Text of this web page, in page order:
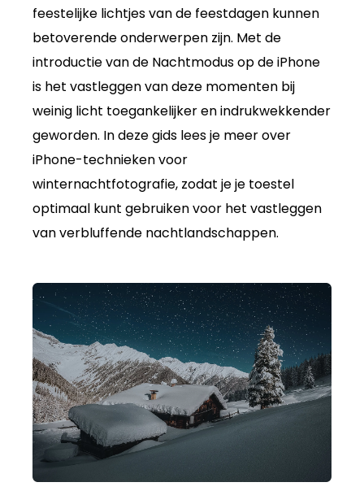
feestelijke lichtjes van de feestdagen kunnen
betoverende onderwerpen zijn. Met de
introductie van de Nachtmodus op de iPhone
is het vastleggen van deze momenten bij
weinig licht toegankelijker en indrukwekkender
geworden. In deze gids lees je meer over
iPhone-technieken voor
winternachtfotografie, zodat je je toestel
optimaal kunt gebruiken voor het vastleggen
van verbluffende nachtlandschappen.